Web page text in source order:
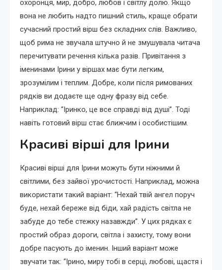
охоронця, мир, добро, любов і світлу долю. Якщо
вона не любить надто пишний стиль, краще обрати
сучасний простий вірш без складних слів. Важливо,
щоб рима не звучала штучно й не змушувала читача
перечитувати речення кілька разів. Привітання з
іменинами Ірини у віршах має бути легким,
зрозумілим і теплим. Добре, коли після римованих
рядків ви додаєте ще одну фразу від себе.
Наприклад: “Іринко, це все справді від душі”. Тоді
навіть готовий вірш стає ближчим і особистішим.
Красиві вірші для Ірини
Красиві вірші для Ірини можуть бути ніжними й
світлими, без зайвої урочистості. Наприклад, можна
використати такий варіант: “Нехай твій ангел поруч
буде, нехай береже від біди, хай радість світла не
забуде до тебе стежку назавжди”. У цих рядках є
простий образ дороги, світла і захисту, тому вони
добре пасують до іменин. Інший варіант може
звучати так: “Ірино, миру тобі в серці, любові, щастя і